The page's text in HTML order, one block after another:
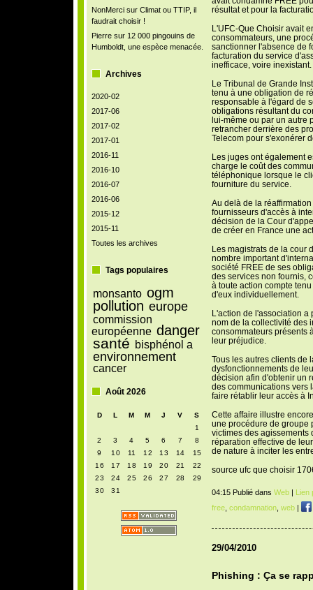
NonMercisur Climat ou TTIP, il
faudrait choisir !
Pierresur 12 000 pingouins de
Humboldt, une espèce menacée.
Archives
2020-02
2017-06
2017-02
2017-01
2016-11
2016-10
2016-07
2016-06
2015-12
2015-11
Toutes les archives
Tags populaires
monsanto ogm
pollution europe
commission
européenne danger
santé bisphénol a
environnement
cancer
Août 2026
D L M M J V
S
1
2
3 4 5 6 7
8
9
10 11 12 13 14
15
16
17 18 19 20 21
22
23
24 25 26 27 28
29
30
31
résultat et pour la
L'UFC-Que Choisir avait
consommateurs, une
sanctionner l'absence de
facturation du service
inefficace, voire inexistant.
Le Tribunal de Grande
tenu à une obligation de
responsable à l'égard de
obligations résultant du
lui-même ou par un autre
retrancher derrière des
Telecom pour s'exonérer
Les juges ont également
charge le coût des
téléphonique lorsque le
fourniture du service.
Au delà de la
fournisseurs d'accès à
décision de la Cour
de créer en France une
Les magistrats de la cour
nombre important
société FREE de ses
des services non fournis,
à toute action compte
d'eux individuellement.
L'action de l'association a
nom de la collectivité des
consommateurs présents
leur préjudice.
Tous les autres clients de
dysfonctionnements de
décision afin d'obtenir un
des communications vers
faire rétablir leur accès à
Cette affaire illustre
une procédure de groupe
victimes des agissements
réparation effective de
de nature à inciter les
source ufc que choisir
04:15 Publié dans Web| Lien
free, condamnation, web|
29/04/2010
Phishing : Ça se